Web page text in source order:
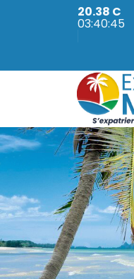
20.38 C
03:40:47